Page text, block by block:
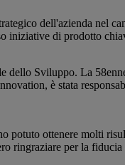
dell'azienda nel
iniziative di prodotto
dello Sviluppo. La
è stata
ottenere molti
ringraziare per la